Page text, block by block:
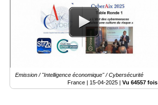
Emission / "Intelligence économique" / Cybersécurité
France | 15-04-2025 |Vu 64557 fois